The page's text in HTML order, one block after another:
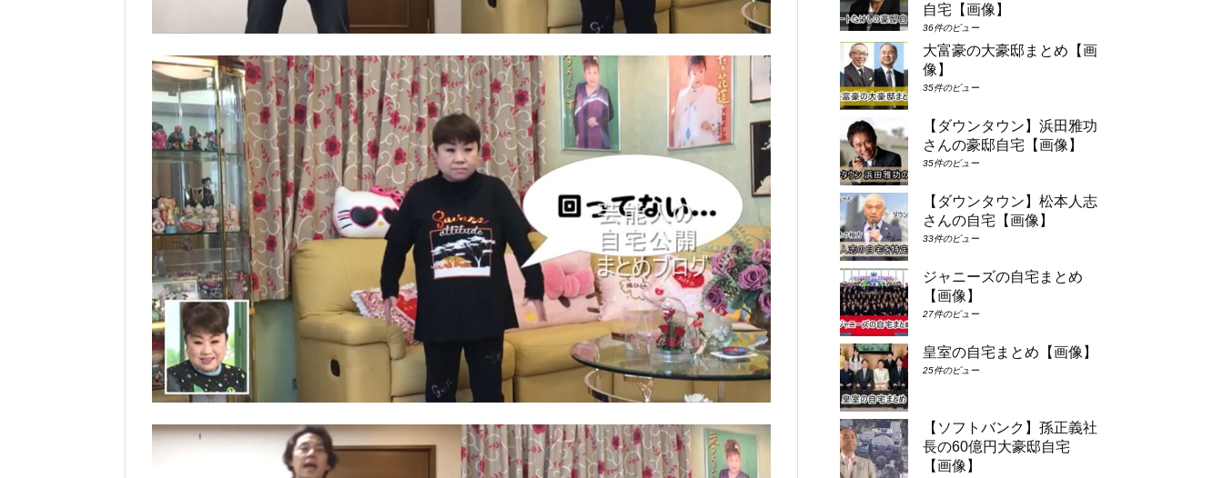
自宅【画像】
36件のビュー
大富豪の大豪邸まとめ【画
像】
35件のビュー
【ダウンタウン】浜田雅功
さんの豪邸自宅【画像】
35件のビュー
【ダウンタウン】松本人志
さんの自宅【画像】
33件のビュー
ジャニーズの自宅まとめ
【画像】
27件のビュー
皇室の自宅まとめ【画像】
25件のビュー
【ソフトバンク】孫正義社
長の60億円大豪邸自宅
【画像】